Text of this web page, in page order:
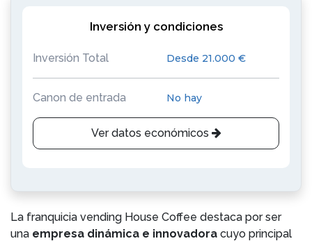
Inversión y condiciones
Inversión Total Desde 21.000 €
Canon de entrada No hay
Ver datos económicos
La franquicia vending House Coffee destaca por ser
una empresa dinámica e innovadora cuyo principal